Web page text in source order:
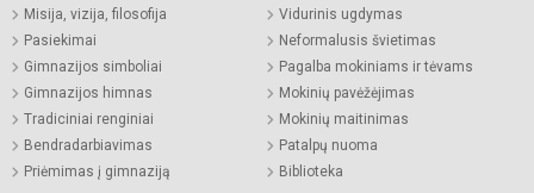
Misija, vizija, filosofija
Pasiekimai
Gimnazijos simboliai
Gimnazijos himnas
Tradiciniai renginiai
Bendradarbiavimas
Priėmimas į gimnaziją
Vidurinis ugdymas
Neformalusis švietimas
Pagalba mokiniams ir tėvams
Mokinių pavėžėjimas
Mokinių maitinimas
Patalpų nuoma
Biblioteka